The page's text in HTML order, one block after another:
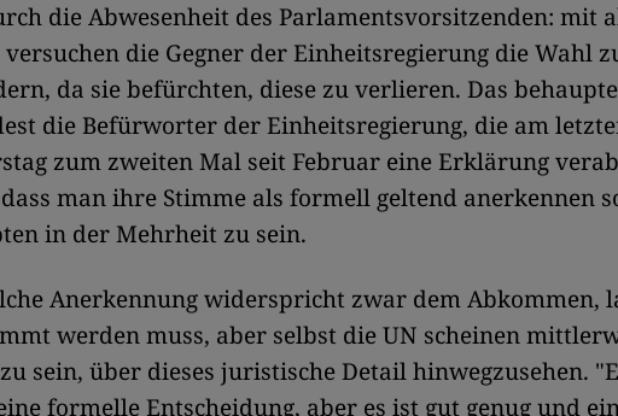
die Abwesenheit des Parlamentsvorsitzenden: mit
die Gegner der Einheitsregierung die Wahl
da sie befürchten, diese zu verlieren. Das
die Befürworter der Einheitsregierung, die am
zum zweiten Mal seit Februar eine Erklärung
man ihre Stimme als formell geltend anerkennen
in der Mehrheit zu sein.
Anerkennung widerspricht zwar dem Abkommen,
werden muss, aber selbst die UN scheinen
sein, über dieses juristische Detail hinwegzusehen.
formelle Entscheidung, aber es ist gut genug und